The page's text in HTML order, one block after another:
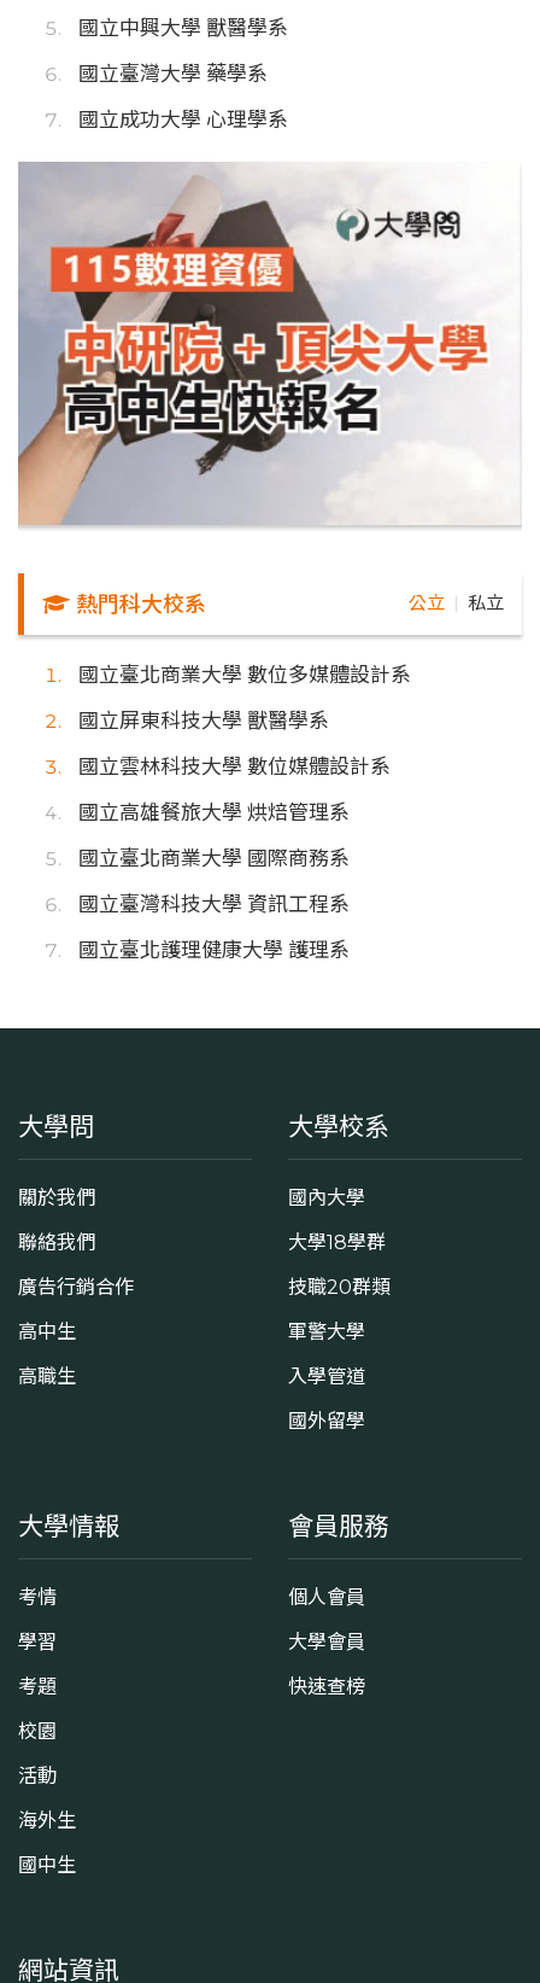
國立中興大學 獸醫學系
國立臺灣大學 藥學系
國立成功大學 心理學系
熱門科大校系 公立 私立
國立臺北商業大學 數位多媒體設計系
國立屏東科技大學 獸醫學系
國立雲林科技大學 數位媒體設計系
國立高雄餐旅大學 烘焙管理系
國立臺北商業大學 國際商務系
國立臺灣科技大學 資訊工程系
國立臺北護理健康大學 護理系
大學問
關於我們
聯絡我們
廣告行銷合作
高中生
高職生
大學校系
國內大學
大學18學群
技職20群類
軍警大學
入學管道
國外留學
大學情報
考情
學習
考題
校園
活動
海外生
國中生
會員服務
個人會員
大學會員
快速查榜
網站資訊